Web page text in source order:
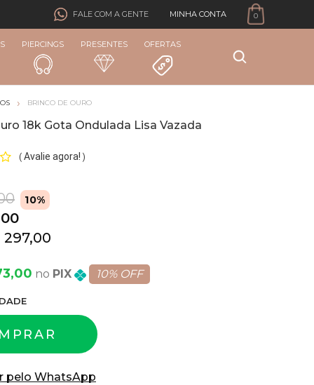
FALE COM A GENTE MINHA CONTA 0
PIERCINGS PRESENTES OFERTAS
BRINCO DE OURO
18k Gota Ondulada Lisa Vazada
( Avalie agora! )
10%
297,00
PIX 10% OFF
pelo WhatsApp